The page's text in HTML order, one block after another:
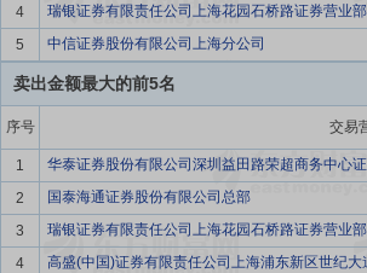
4
瑞银证券有限责任公司上海花园石桥路证券营业部
5
中信证券股份有限公司上海分公司
卖出金额最大的前5名
序号 交易
1
华泰证券股份有限公司深圳益田路荣超商务中心
2
国泰海通证券股份有限公司总部
3
瑞银证券有限责任公司上海花园石桥路证券营业部
4
高盛(中国)证券有限责任公司上海浦东新区世纪大